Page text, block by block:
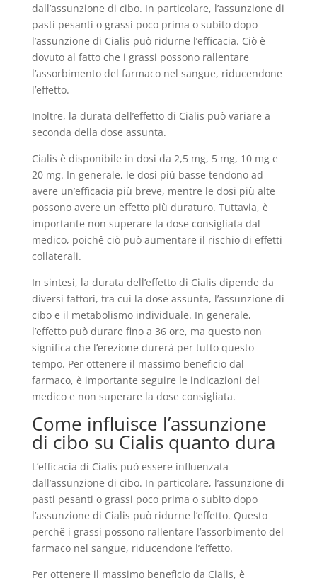
dall’assunzione di cibo. In particolare, l’assunzione di
pasti pesanti o grassi poco prima o subito dopo
l’assunzione di Cialis può ridurne l’efficacia. Ciò è
dovuto al fatto che i grassi possono rallentare
l’assorbimento del farmaco nel sangue, riducendone
l’effetto.
Inoltre, la durata dell’effetto di Cialis può variare a
seconda della dose assunta.
Cialis è disponibile in dosi da 2,5 mg, 5 mg, 10 mg e
20 mg. In generale, le dosi più basse tendono ad
avere un’efficacia più breve, mentre le dosi più alte
possono avere un effetto più duraturo. Tuttavia, è
importante non superare la dose consigliata dal
medico, poichê ciò può aumentare il rischio di effetti
collaterali.
In sintesi, la durata dell’effetto di Cialis dipende da
diversi fattori, tra cui la dose assunta, l’assunzione di
cibo e il metabolismo individuale. In generale,
l’effetto può durare fino a 36 ore, ma questo non
significa che l’erezione durerà per tutto questo
tempo. Per ottenere il massimo beneficio dal
farmaco, è importante seguire le indicazioni del
medico e non superare la dose consigliata.
Come influisce l’assunzione
di cibo su Cialis quanto dura
L’efficacia di Cialis può essere influenzata
dall’assunzione di cibo. In particolare, l’assunzione di
pasti pesanti o grassi poco prima o subito dopo
l’assunzione di Cialis può ridurne l’effetto. Questo
perchê i grassi possono rallentare l’assorbimento del
farmaco nel sangue, riducendone l’effetto.
Per ottenere il massimo beneficio da Cialis, è